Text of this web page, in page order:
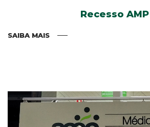
Recesso AMP
SAIBA MAIS